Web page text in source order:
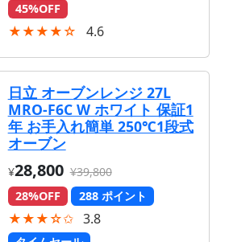
45%OFF
★★★★☆ 4.6
日立 オーブンレンジ 27L
MRO-F6C W ホワイト 保証1
年 お手入れ簡単 250℃1段式
オーブン
¥28,800 ¥39,800
28%OFF
288 ポイント
★★★☆✩ 3.8